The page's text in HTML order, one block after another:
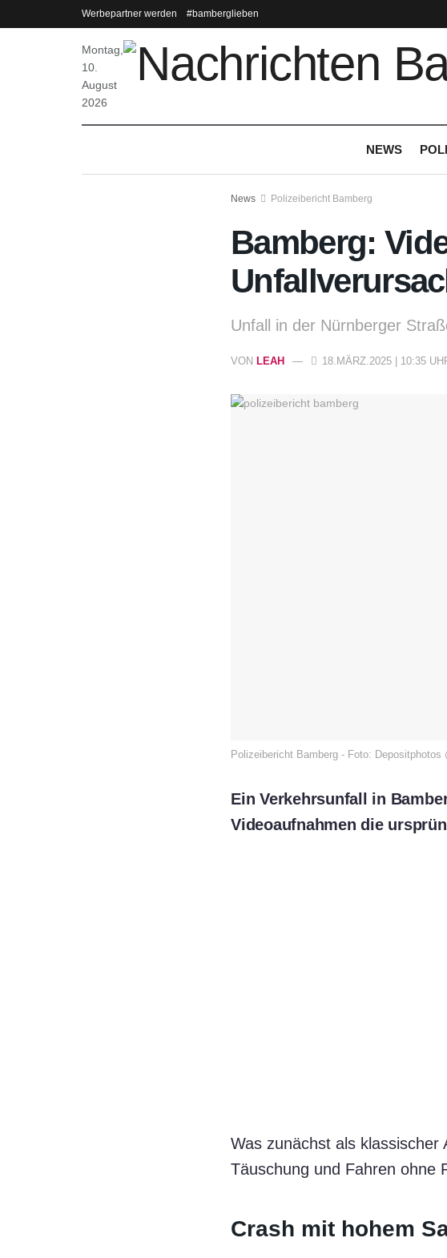
Werbepartner werden #bamberglieben
Montag,
10.
August
2026
NEWS
News Polizeibericht Bamberg
Bamberg:
Unfall in der Nürnberger
VON LEAH 18.MÄRZ.2025 | 10:35
Polizeibericht Bamberg - Foto: Depositphotos
Ein Verkehrsunfall in
Videoaufnahmen die
Was zunächst als
Täuschung und Fahren ohne
Crash mit hohem